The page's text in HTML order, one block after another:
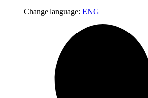
Change language: ENG